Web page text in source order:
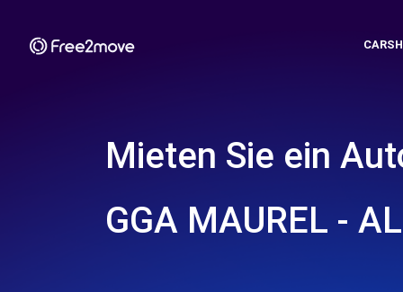
Mieten Sie ein
GGA MAUREL -